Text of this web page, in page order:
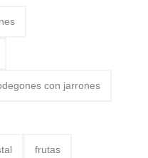
con jarrones
frutas